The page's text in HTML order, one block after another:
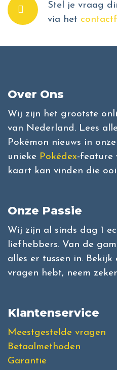
Stel je vraag
via het
Over Ons
Wij zijn het grootste
van Nederland. Lees
Pokémon nieuws in onze
unieke Pokédex-feature
kaart kan vinden die
Onze Passie
Wij zijn al sinds dag 1
liefhebbers. Van de
alles er tussen in. Bekijk
vragen hebt, neem
Klantenservice
Meestgestelde vragen
Betaalmethoden
Garantie